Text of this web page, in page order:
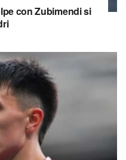
con Zubimendi si